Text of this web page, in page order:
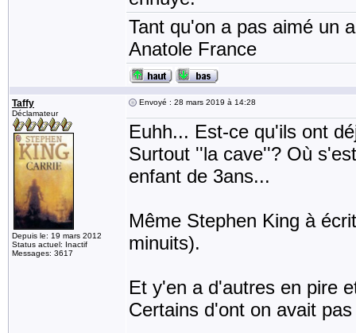
Tant qu'on a pas aimé un
Anatole France
Taffy
Déclamateur
Depuis le: 19 mars 2012
Status actuel: Inactif
Messages: 3617
Envoyé : 28 mars 2019 à 14:28
Euhh... Est-ce qu'ils ont
Surtout ''la cave''? Où
enfant de 3ans...
Même Stephen King à
minuits).
Et y'en a d'autres en pire
Certains d'ont on avait